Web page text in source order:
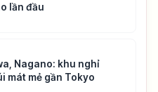
lần đầu
Nagano: khu nghỉ
mát mẻ gần Tokyo